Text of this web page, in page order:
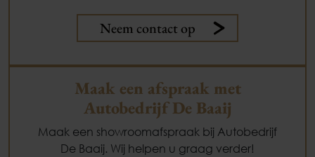
Neem contact op
Maak een afspraak met
Autobedrijf De Baaij
Maak een showroomafspraak bij Autobedrijf
De Baaij. Wij helpen u graag verder!